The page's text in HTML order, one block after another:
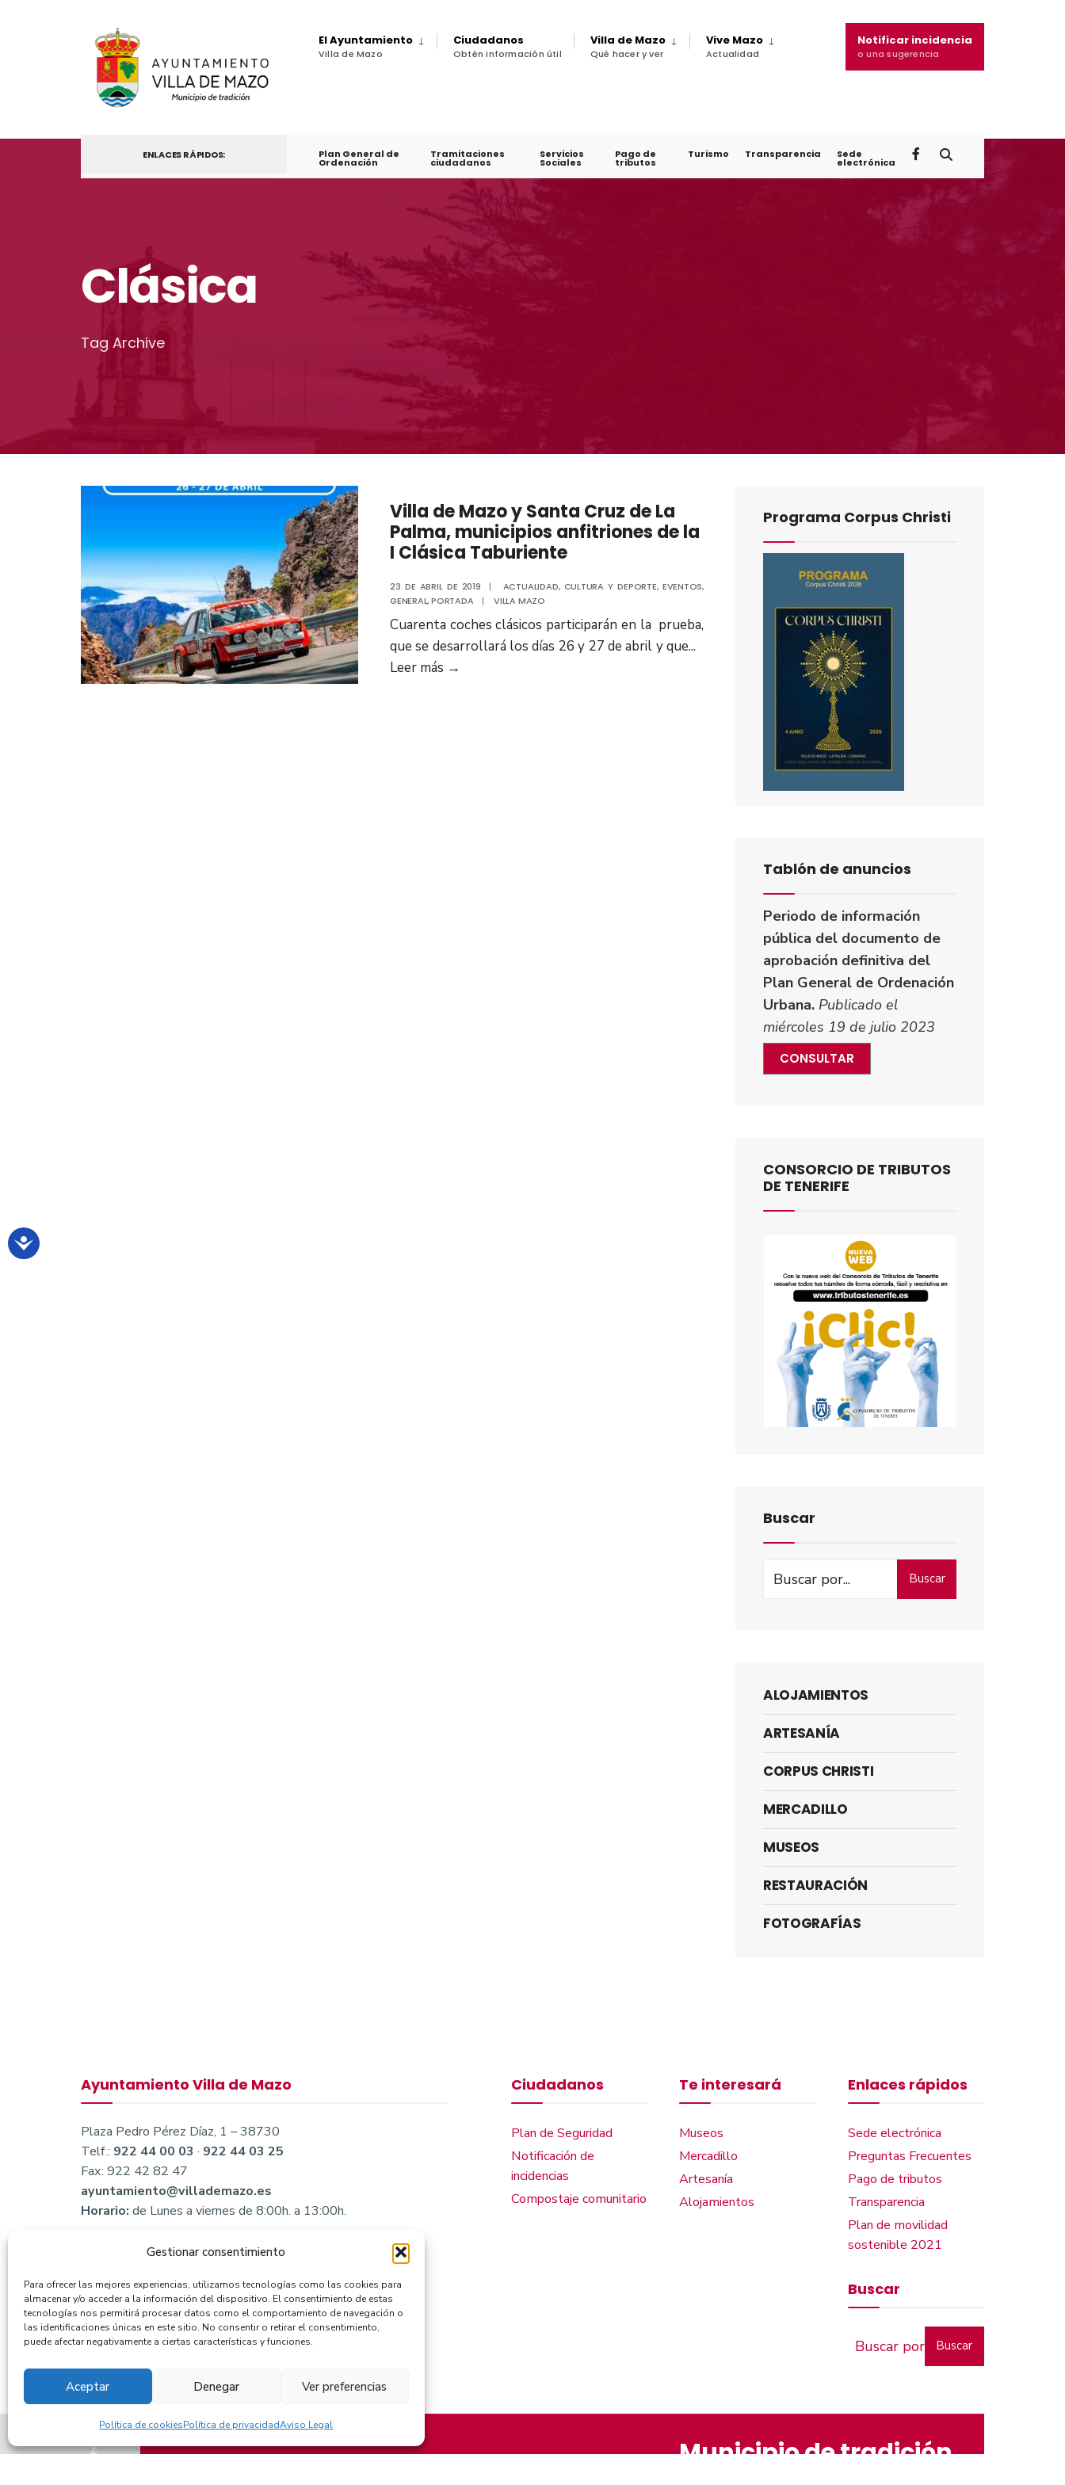
Gestionar consentimiento
Para ofrecer las mejores experiencias, utilizamos tecnologías como las cookies para
almacenar y/o acceder a la información del dispositivo. El consentimiento de estas
tecnologías nos permitirá procesar datos como el comportamiento de navegación o
las identificaciones únicas en este sitio. No consentir o retirar el consentimiento,
puede afectar negativamente a ciertas características y funciones.
Aceptar Denegar Ver preferencias
Política de cookiesPolítica de privacidadAviso Legal
El Ayuntamiento
Villa de Mazo
Ciudadanos
Obtén información útil
Villa de Mazo
Qué hacer y ver
Vive Mazo
Actualidad
Notificar incidencia
o una sugerencia
ENLACES RÁPIDOS: Plan General de
Ordenación
Tramitaciones
ciudadanos
Servicios
Sociales
Pago de
tributos
Turismo Transparencia Sede
electrónica
Clásica
Tag Archive
Villa de Mazo y Santa Cruz de La
Palma, municipios anfitriones de la
I Clásica Taburiente
23 DE ABRIL DE 2019 | ACTUALIDAD, CULTURA Y DEPORTE, EVENTOS,
GENERAL,PORTADA | VILLA MAZO
Cuarenta coches clásicos participarán en la prueba,
que se desarrollará los días 26 y 27 de abril y que...
Leer más →
Programa Corpus Christi
Tablón de anuncios
Periodo de información
pública del documento de
aprobación definitiva del
Plan General de Ordenación
Urbana. Publicado el
miércoles 19 de julio 2023
CONSULTAR
CONSORCIO DE TRIBUTOS
DE TENERIFE
Buscar
Buscar
ALOJAMIENTOS
ARTESANÍA
CORPUS CHRISTI
MERCADILLO
MUSEOS
RESTAURACIÓN
FOTOGRAFÍAS
Ayuntamiento Villa de Mazo
Plaza Pedro Pérez Díaz, 1 – 38730
Telf.: 922 44 00 03 · 922 44 03 25
Fax: 922 42 82 47
ayuntamiento@villademazo.es
Horario: de Lunes a viernes de 8:00h. a 13:00h.
Ciudadanos
Plan de Seguridad
Notificación de
incidencias
Compostaje comunitario
Te interesará
Museos
Mercadillo
Artesanía
Alojamientos
Enlaces rápidos
Sede electrónica
Preguntas Frecuentes
Pago de tributos
Transparencia
Plan de movilidad
sostenible 2021
Buscar
Buscar
Municipio de tradición